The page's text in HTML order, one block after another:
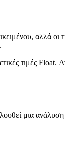
αλλά
τιμές
μια